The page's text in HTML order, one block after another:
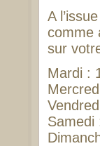
A
comme
sur
Mardi :
Samedi